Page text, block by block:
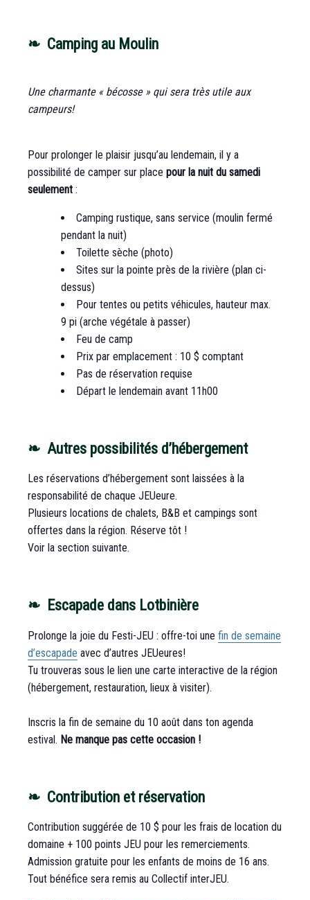
❧ Camping au Moulin
Une charmante « bécosse » qui sera très utile aux
campeurs!
Pour prolonger le plaisir jusqu’au lendemain, il y a
possibilité de camper sur place pour la nuit du samedi
seulement :
Camping rustique, sans service (moulin fermé
pendant la nuit)
Toilette sèche (photo)
Sites sur la pointe près de la rivière (plan ci-
dessus)
Pour tentes ou petits véhicules, hauteur max.
9 pi (arche végétale à passer)
Feu de camp
Prix par emplacement : 10 $ comptant
Pas de réservation requise
Départ le lendemain avant 11h00
❧ Autres possibilités d’hébergement
Les réservations d’hébergement sont laissées à la
responsabilité de chaque JEUeure.
Plusieurs locations de chalets, B&B et campings sont
offertes dans la région. Réserve tôt !
Voir la section suivante.
❧ Escapade dans Lotbinière
Prolonge la joie du Festi-JEU : offre-toi une fin de semaine
d’escapade avec d’autres JEUeures!
Tu trouveras sous le lien une carte interactive de la région
(hébergement, restauration, lieux à visiter).
Inscris la fin de semaine du 10 août dans ton agenda
estival. Ne manque pas cette occasion !
❧ Contribution et réservation
Contribution suggérée de 10 $ pour les frais de location du
domaine + 100 points JEU pour les remerciements.
Admission gratuite pour les enfants de moins de 16 ans.
Tout bénéfice sera remis au Collectif interJEU.